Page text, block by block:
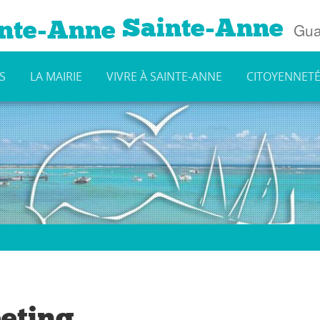
Sainte-Anne
LA MAIRIE VIVRE À SAINTE-ANNE CITOYENNETÉ